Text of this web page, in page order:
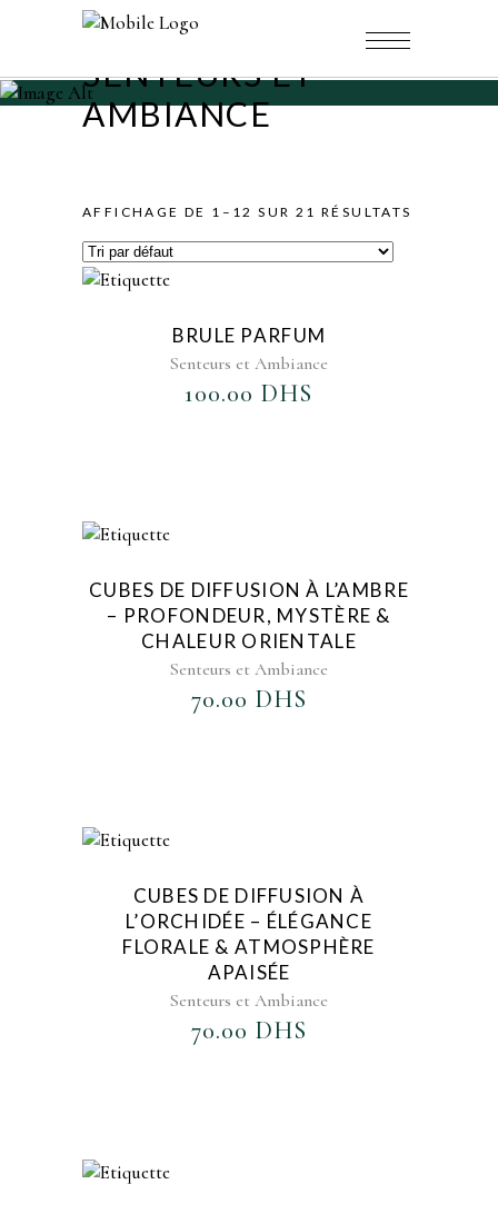
SENTEURS ET
AMBIANCE
AFFICHAGE DE 1–12 SUR 21 RÉSULTATS
BRULE PARFUM
Senteurs et Ambiance
100.00 DHS
CUBES DE DIFFUSION À L’AMBRE
– PROFONDEUR, MYSTÈRE &
CHALEUR ORIENTALE
Senteurs et Ambiance
70.00 DHS
CUBES DE DIFFUSION À
L’ORCHIDÉE – ÉLÉGANCE
FLORALE & ATMOSPHÈRE
APAISÉE
Senteurs et Ambiance
70.00 DHS